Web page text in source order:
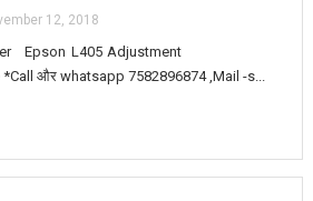
12, 2018
Epson L405 Adjustment
और whatsapp 7582896874 ,Mail -s...